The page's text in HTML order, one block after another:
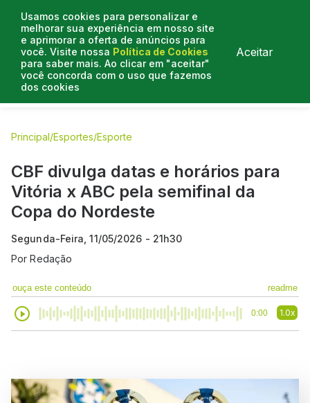
Usamos cookies para personalizar e
melhorar sua experiência em nosso site
e aprimorar a oferta de anúncios para
você. Visite nossa Política de Cookies
para saber mais. Ao clicar em "aceitar"
você concorda com o uso que fazemos
dos cookies
Aceitar
E.C Bahia
Principal/Esportes/Esporte
CBF divulga datas e horários para
Vitória x ABC pela semifinal da
Copa do Nordeste
Segunda-Feira, 11/05/2026 - 21h30
PorRedação
ouça este conteúdo readme
0:00 1.0x